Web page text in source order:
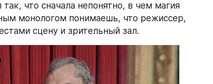
что сначала непонятно, в чем магия
монологом понимаешь, что режиссер,
сцену и зрительный зал.